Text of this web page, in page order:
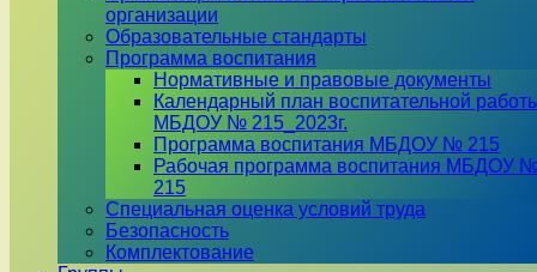
организации
Образовательные стандарты
Программа воспитания
Нормативные и правовые документы
Календарный план воспитательной
МБДОУ № 215_2023г.
Программа воспитания МБДОУ № 215
Рабочая программа воспитания МБДОУ
215
Специальная оценка условий труда
Безопасность
Комплектование